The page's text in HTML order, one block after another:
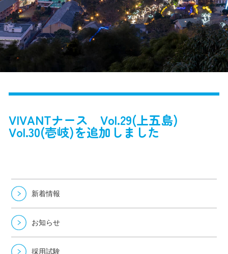
VIVANTナース Vol.29(上五島)
Vol.30(壱岐)を追加しました
新着情報
お知らせ
採用試験